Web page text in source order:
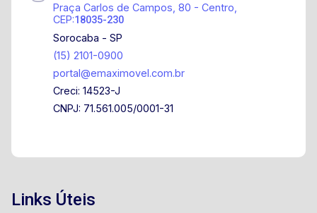
Praça Carlos de Campos, 80 - Centro,
CEP:18035-230
Sorocaba - SP
(15) 2101-0900
portal@emaximovel.com.br
Creci: 14523-J
CNPJ: 71.561.005/0001-31
Links Úteis